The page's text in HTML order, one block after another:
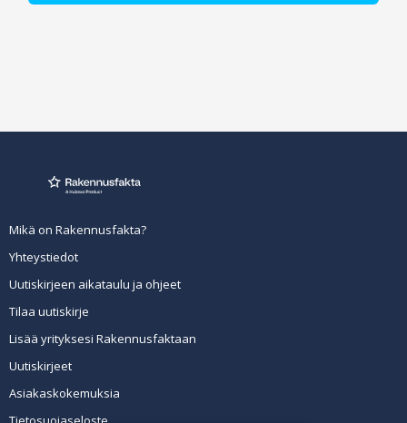
Mikä on Rakennusfakta?
Yhteystiedot
Uutiskirjeen aikataulu ja ohjeet
Tilaa uutiskirje
Lisää yrityksesi Rakennusfaktaan
Uutiskirjeet
Asiakaskokemuksia